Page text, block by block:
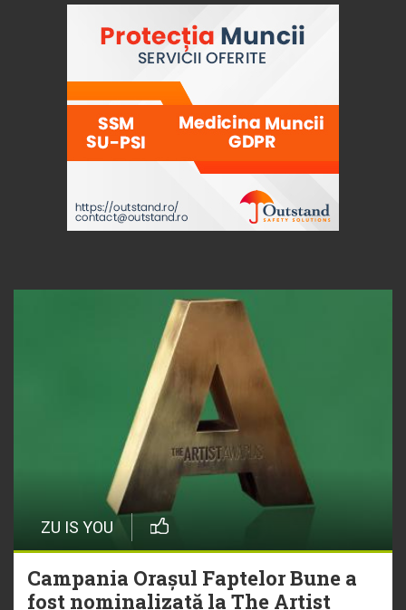
ZU IS YOU
Campania Orașul Faptelor Bune a
fost nominalizată la The Artist